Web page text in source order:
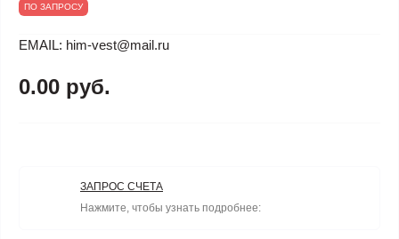
ПО ЗАПРОСУ
EMAIL: him-vest@mail.ru
0.00 руб.
ЗАПРОС СЧЕТА
Нажмите, чтобы узнать подробнее: